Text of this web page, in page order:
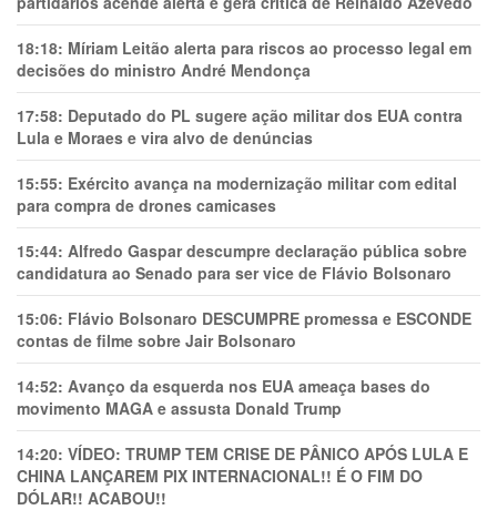
18:18: Míriam Leitão alerta para riscos ao processo legal em
decisões do ministro André Mendonça
17:58: Deputado do PL sugere ação militar dos EUA contra
Lula e Moraes e vira alvo de denúncias
15:55: Exército avança na modernização militar com edital
para compra de drones camicases
15:44: Alfredo Gaspar descumpre declaração pública sobre
candidatura ao Senado para ser vice de Flávio Bolsonaro
15:06: Flávio Bolsonaro DESCUMPRE promessa e ESCONDE
contas de filme sobre Jair Bolsonaro
14:52: Avanço da esquerda nos EUA ameaça bases do
movimento MAGA e assusta Donald Trump
14:20: VÍDEO: TRUMP TEM CRlSE DE PÂNlCO APÓS LULA E
CHINA LANÇAREM PIX INTERNACIONAL!! É O FIM DO
DÓLAR!! ACABOU!!